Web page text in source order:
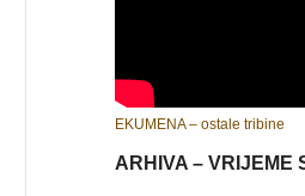
EKUMENA – ostale tribine
ARHIVA – VRIJEME